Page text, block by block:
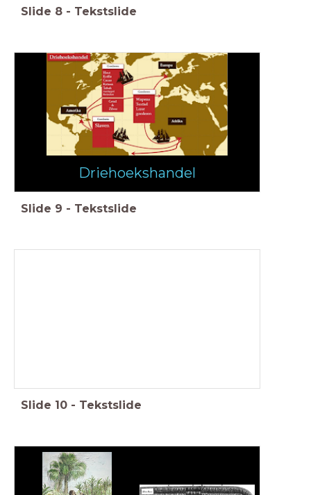
Slide 8 - Tekstslide
Driehoekshandel
Slide 9 - Tekstslide
Slide 10 - Tekstslide